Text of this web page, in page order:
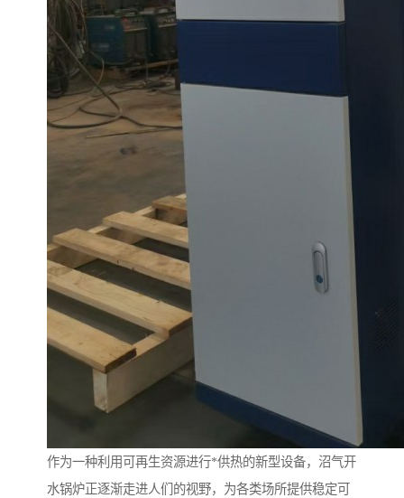
作为一种利用可再生资源进行*供热的新型设备，沼气开
水锅炉正逐渐走进人们的视野，为各类场所提供稳定可